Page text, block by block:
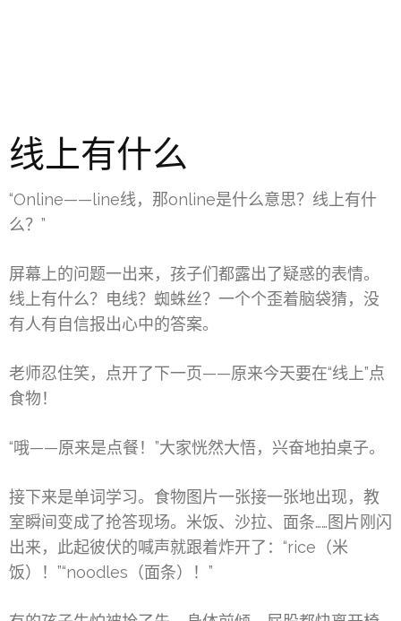
线上有什么
“Online——line线，那online是什么意思？线上有什
么？”
屏幕上的问题一出来，孩子们都露出了疑惑的表情。
线上有什么？电线？蜘蛛丝？一个个歪着脑袋猜，没
有人有自信报出心中的答案。
老师忍住笑，点开了下一页——原来今天要在“线上”点
食物！
“哦——原来是点餐！”大家恍然大悟，兴奋地拍桌子。
接下来是单词学习。食物图片一张接一张地出现，教
室瞬间变成了抢答现场。米饭、沙拉、面条……图片刚闪
出来，此起彼伏的喊声就跟着炸开了：“rice（米
饭）！”“noodles（面条）！”